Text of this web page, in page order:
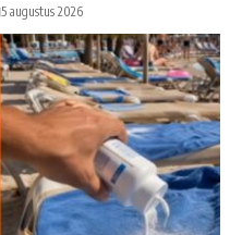
5 augustus 2026